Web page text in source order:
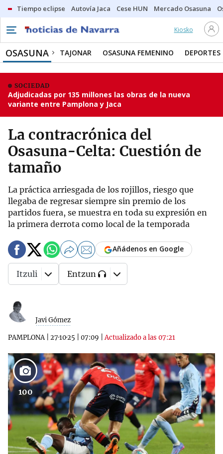
Tiempo eclipse Autovía Jaca Cese HUN Mercado Osasuna
Kiosko
OSASUNA TAJONAR OSASUNA FEMENINO DEPORTES
SOCIEDAD
Adjudicadas por 135 millones las obras de la nueva
variante entre Pamplona y Jaca
La contracrónica del
Osasuna-Celta: Cuestión de
tamaño
La práctica arriesgada de los rojillos, riesgo que
llegaba de regresar siempre sin premio de los
partidos fuera, se muestra en toda su expresión en
la primera derrota como local de la temporada
Javi Gómez
PAMPLONA| 27·10·25 07:09 |Actualizado a las 07:21
Añádenos en Google
Itzuli Entzun
100